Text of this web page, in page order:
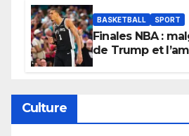
BASKETBALL SPORT
Finales NBA :
de Trump et
Culture